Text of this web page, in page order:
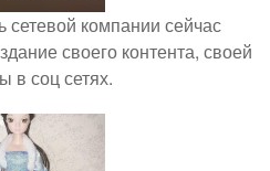
сетевой компании сейчас
своего контента, своей
в соц сетях.